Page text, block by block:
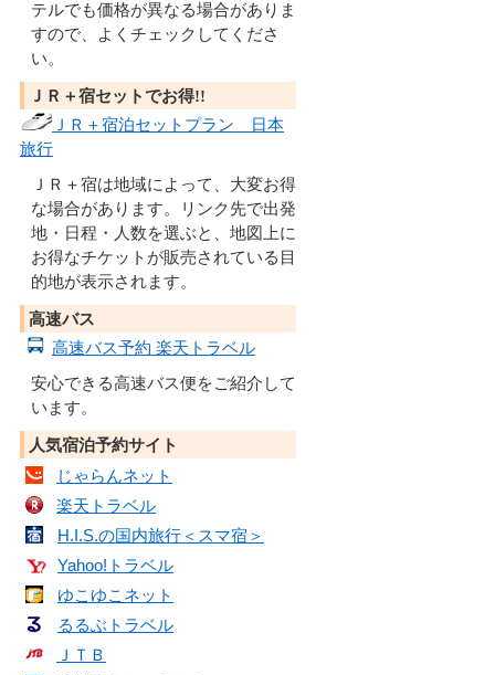
テルでも価格が異なる場合がありま
すので、よくチェックしてくださ
い。
ＪＲ＋宿セットでお得!!
ＪＲ＋宿泊セットプラン 日本
旅行
ＪＲ＋宿は地域によって、大変お得
な場合があります。リンク先で出発
地・日程・人数を選ぶと、地図上に
お得なチケットが販売されている目
的地が表示されます。
高速バス
高速バス予約 楽天トラベル
安心できる高速バス便をご紹介して
います。
人気宿泊予約サイト
じゃらんネット
楽天トラベル
H.I.S.の国内旅行＜スマ宿＞
Yahoo!トラベル
ゆこゆこネット
るるぶトラベル
ＪＴＢ